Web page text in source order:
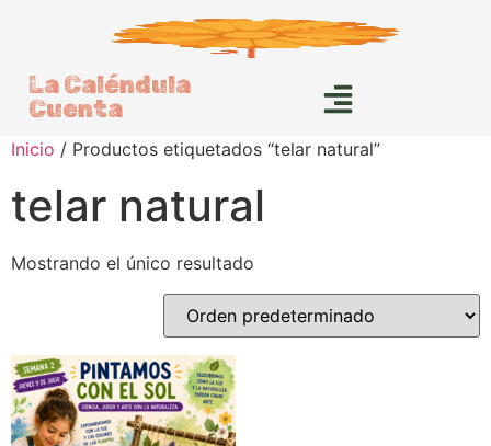
La Caléndula
Cuenta
Inicio / Productos etiquetados “telar natural”
telar natural
Mostrando el único resultado